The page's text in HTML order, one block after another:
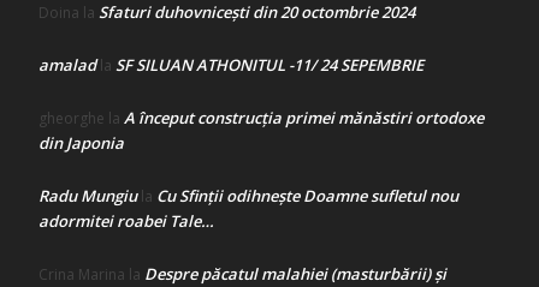
Doina la Sfaturi duhovnicești din 20 octombrie 2024
amaladla SF SILUAN ATHONITUL -11/ 24 SEPEMBRIE
gheorghe la A început construcţia primei mănăstiri ortodoxe
din Japonia
Radu Mungiula Cu Sfinții odihnește Doamne sufletul nou
adormitei roabei Tale…
Crina Marina la Despre păcatul malahiei (masturbării) şi